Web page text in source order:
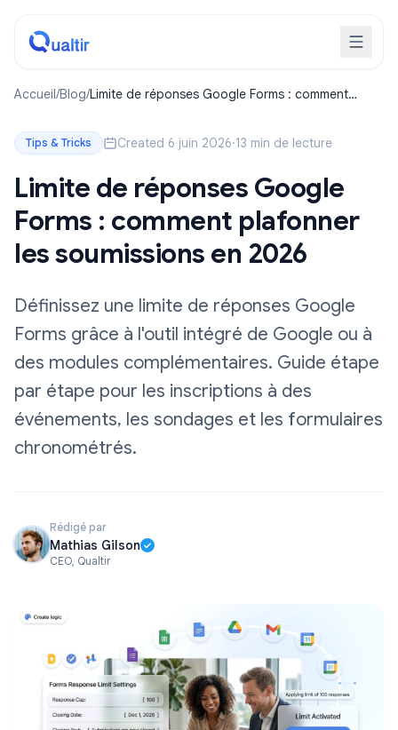
Accueil/Blog/Limite de réponses Google Forms : comment
Tips & Tricks Created 6 juin 2026·13 min de lecture
Limite de réponses Google
Forms : comment plafonner
les soumissions en 2026
Définissez une limite de réponses Google
Forms grâce à l'outil intégré de Google ou à
des modules complémentaires. Guide étape
par étape pour les inscriptions à des
événements, les sondages et les formulaires
chronométrés.
Rédigé par
Mathias Gilson
CEO, Qualtir